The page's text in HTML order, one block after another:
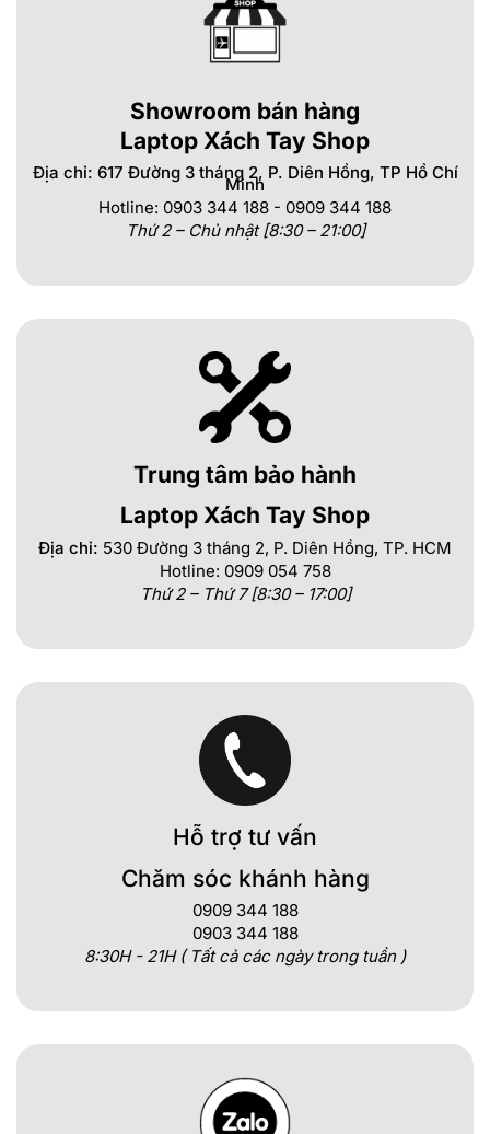
Showroom bán hàng
Laptop Xách Tay Shop
Địa chỉ: 617 Đường 3 tháng 2, P. Diên Hồng, TP Hồ Chí
Minh
Hotline: 0903 344 188 - 0909 344 188
Thứ 2 – Chủ nhật [8:30 – 21:00]
Trung tâm bảo hành
Laptop Xách Tay Shop
Địa chỉ: 530 Đường 3 tháng 2, P. Diên Hồng, TP. HCM
Hotline: 0909 054 758
Thứ 2 – Thứ 7 [8:30 – 17:00]
Hỗ trợ tư vấn
Chăm sóc khánh hàng
0909 344 188
0903 344 188
8:30H - 21H ( Tất cả các ngày trong tuần )